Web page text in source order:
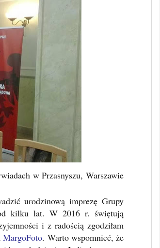
w Przasnyszu, Warszawie
urodzinową imprezę Grupy
kilku lat. W 2016 r. świętują
i z radością zgodziłam
MargoFoto. Warto wspomnieć, że